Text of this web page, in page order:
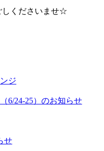
しくださいませ☆
ジ
6/24-25）のお知らせ
せ